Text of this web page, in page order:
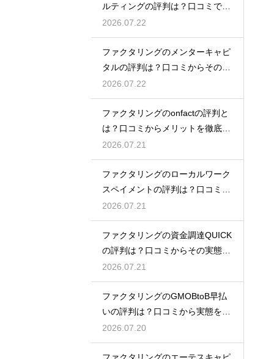
ルティングの評判は？口コミで実
態を解説
2026.07.22
ファクタリングのメンターキャピ
タルの評判は？口コミからその実
態を徹底解説
2026.07.22
ファクタリングのonfactの評判と
は？口コミからメリットを徹底解
説
2026.07.21
ファクタリングのローカルワーク
スペイメントの評判は？口コミで
実態を解説
2026.07.21
ファクタリングの資金調達QUICK
の評判は？口コミからその実態を
徹底解説
2026.07.21
ファクタリングのGMOBtoB早払
いの評判は？口コミから実態を徹
底解説
2026.07.20